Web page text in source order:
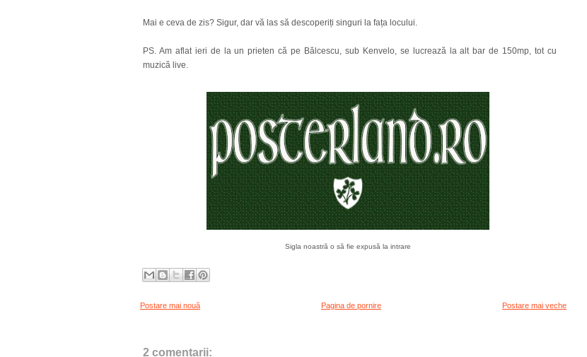
Mai e ceva de zis? Sigur, dar vă las să descoperiți singuri la fața locului.
PS. Am aflat ieri de la un prieten că pe Bălcescu, sub Kenvelo, se lucrează la alt bar de 150mp, tot cu
muzică live.
Sigla noastră o să fie expusă la intrare
Postare mai nouă Postare mai veche
Pagina de pornire
2 comentarii: